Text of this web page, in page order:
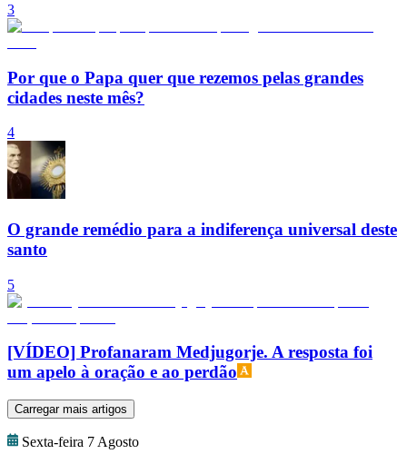
3
Por que o Papa quer que rezemos pelas grandes
cidades neste mês?
4
O grande remédio para a indiferença universal deste
santo
5
[VÍDEO] Profanaram Medjugorje. A resposta foi
um apelo à oração e ao perdão
Carregar mais artigos
Sexta-feira 7 Agosto